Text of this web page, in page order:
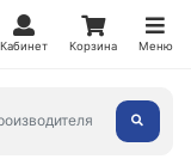
Кабинет Корзина Меню